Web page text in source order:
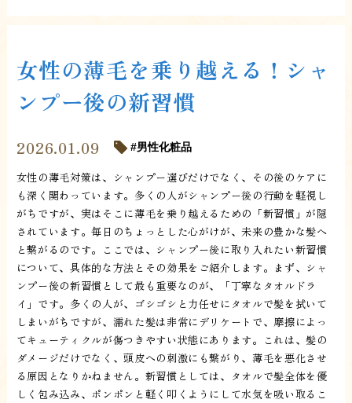
女性の薄毛を乗り越える！シャ
ンプー後の新習慣
2026.01.09 男性化粧品
女性の薄毛対策は、シャンプー選びだけでなく、その後のケアに
も深く関わっています。多くの人がシャンプー後の行動を軽視し
がちですが、実はそこに薄毛を乗り越えるための「新習慣」が隠
されています。毎日のちょっとした心がけが、未来の豊かな髪へ
と繋がるのです。ここでは、シャンプー後に取り入れたい新習慣
について、具体的な方法とその効果をご紹介します。まず、シャ
ンプー後の新習慣として最も重要なのが、「丁寧なタオルドラ
イ」です。多くの人が、ゴシゴシと力任せにタオルで髪を拭いて
しまいがちですが、濡れた髪は非常にデリケートで、摩擦によっ
てキューティクルが傷つきやすい状態にあります。これは、髪の
ダメージだけでなく、頭皮への刺激にも繋がり、薄毛を悪化させ
る原因となりかねません。新習慣としては、タオルで髪全体を優
しく包み込み、ポンポンと軽く叩くようにして水気を吸い取るこ